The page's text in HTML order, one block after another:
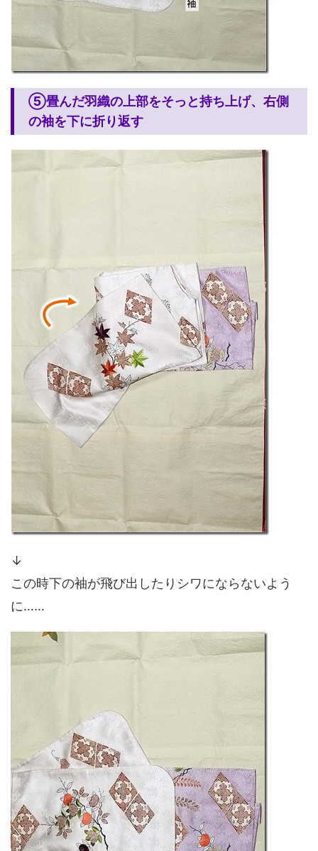
⑤畳んだ羽織の上部をそっと持ち上げ、右側
の袖を下に折り返す
↓
この時下の袖が飛び出したりシワにならないよう
に……